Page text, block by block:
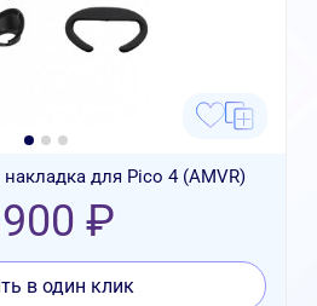
для Pico 4 (AMVR)
₽
в один клик